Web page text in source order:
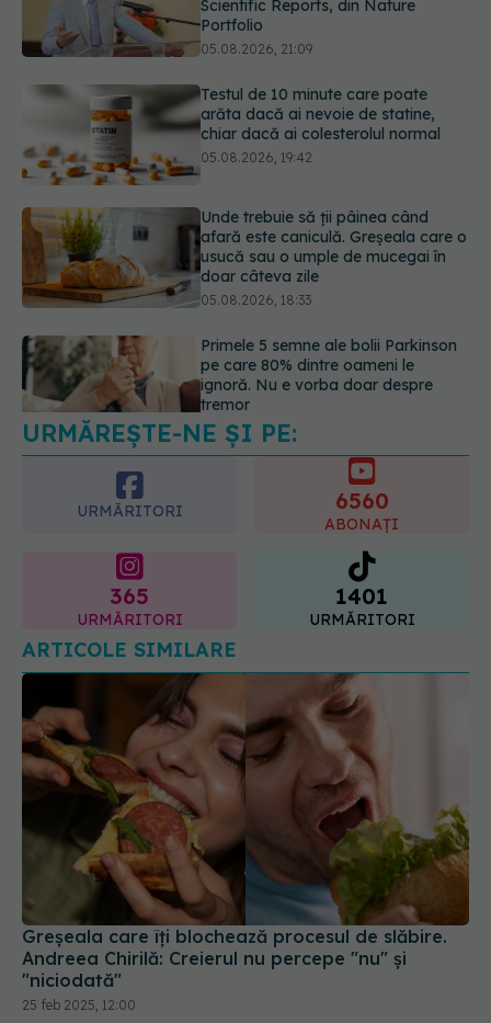
chiar dacă ai colesterolul normal
05.08.2026, 19:42
Unde trebuie să ții pâinea când
afară este caniculă. Greșeala care o
usucă sau o umple de mucegai în
doar câteva zile
Primele 5 semne ale bolii Parkinson
pe care 80% dintre oameni le
ignoră. Nu e vorba doar despre
tremor
05.08.2026, 17:31
Gabriela Cristea, manifest pentru
respect și acceptare: Corpul
fiecăruia spune o poveste
05.08.2026, 21:23
URMĂREȘTE-NE ȘI PE:
URMĂRITORI 6560
ABONAȚI
365
URMĂRITORI
1401
URMĂRITORI
ARTICOLE SIMILARE
Greșeala care îți blochează procesul de slăbire.
Andreea Chirilă: Creierul nu percepe "nu" și
"niciodată"
25 feb 2025, 12:00